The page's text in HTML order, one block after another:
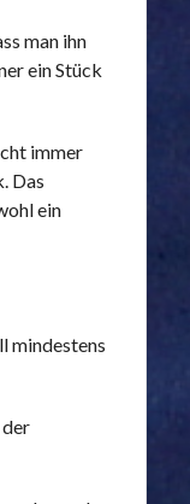
man ihn
ein Stück
immer
Das
ein
mindestens